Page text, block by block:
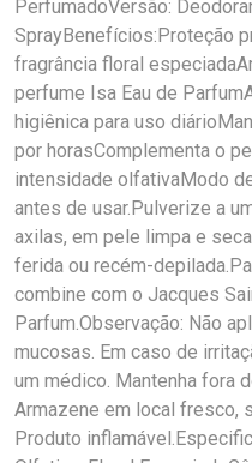
PerfumadoVersão:
SprayBenefícios:Proteção
fragrância floral
perfume Isa Eau de
higiênica para uso
por horasComplementa o
intensidade olfativaModo
antes de usar.Pulverize a
axilas, em pele limpa e
ferida ou recém-
combine com o Jacques
Parfum.Observação: Não
mucosas. Em caso de
um médico. Mantenha fora
Armazene em local fresco,
Produto